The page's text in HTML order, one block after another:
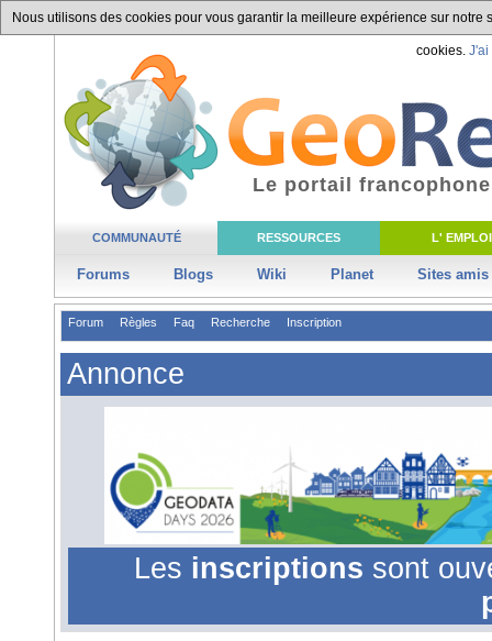
Nous utilisons des cookies pour vous garantir la meilleure expérience sur
cookies. J'ai
COMMUNAUTÉ RESSOURCES L' EMPLOI
Forums Blogs Wiki Planet Sites amis
Le portail
Forum Règles Faq Recherche Inscription
Annonce
Les inscriptions sont